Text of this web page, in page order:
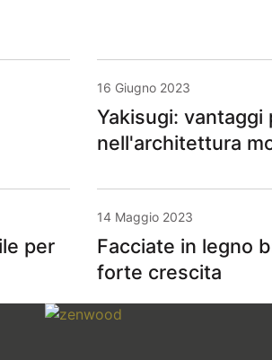
16 Giugno 2023
Yakisugi:
nell'architettura
per
14 Maggio 2023
Facciate in legno
forte crescita